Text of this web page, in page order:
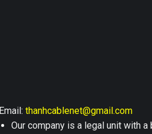
Email: thanhcablenet@gmail.com
Our company is a legal unit with